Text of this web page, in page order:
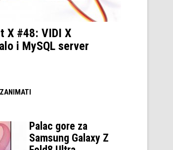
X #48: VIDI X
i MySQL server
Palac gore za
Samsung Galaxy Z